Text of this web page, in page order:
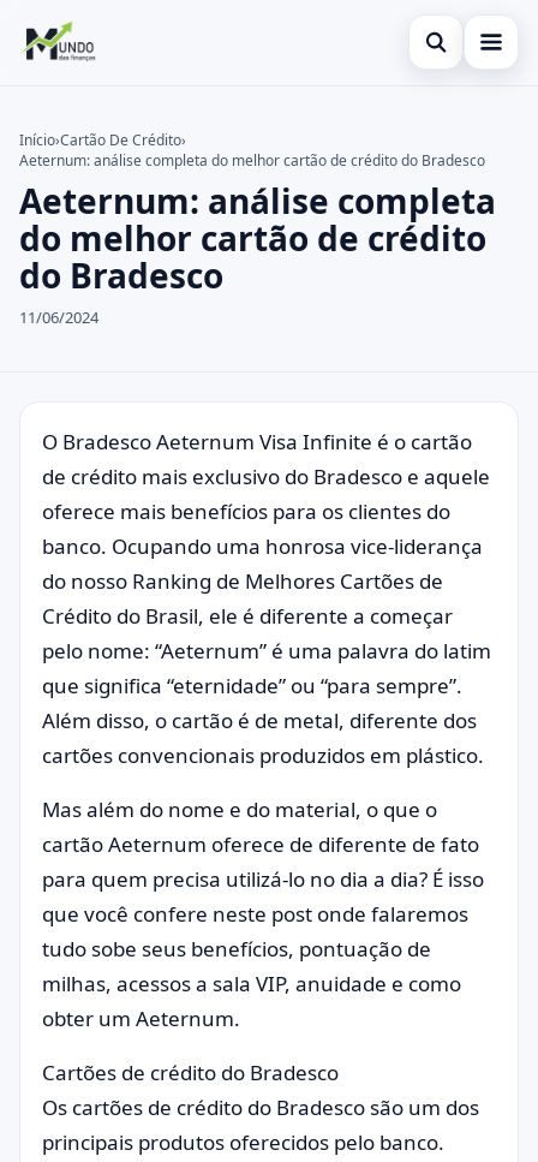
Abrir busca
Economia
Finanças
Buscar no site
Buscar por:
Pressione Enter para buscar ou ESC para fechar.
Início›Cartão De Crédito›
Aeternum: análise completa do melhor cartão de crédito do Bradesco
Aeternum: análise completa
do melhor cartão de crédito
do Bradesco
11/06/2024
O Bradesco Aeternum Visa Infinite é o cartão
de crédito mais exclusivo do Bradesco e aquele
oferece mais benefícios para os clientes do
banco. Ocupando uma honrosa vice-liderança
do nosso Ranking de Melhores Cartões de
Crédito do Brasil, ele é diferente a começar
pelo nome: “Aeternum” é uma palavra do latim
que significa “eternidade” ou “para sempre”.
Além disso, o cartão é de metal, diferente dos
cartões convencionais produzidos em plástico.
Mas além do nome e do material, o que o
cartão Aeternum oferece de diferente de fato
para quem precisa utilizá-lo no dia a dia? É isso
que você confere neste post onde falaremos
tudo sobe seus benefícios, pontuação de
milhas, acessos a sala VIP, anuidade e como
obter um Aeternum.
Cartões de crédito do Bradesco
Os cartões de crédito do Bradesco são um dos
principais produtos oferecidos pelo banco.